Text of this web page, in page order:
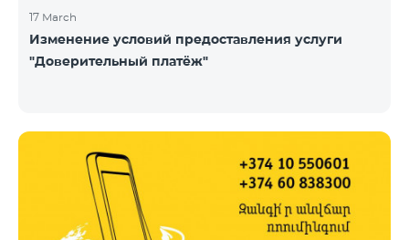
17 March
Изменение условий предоставления услуги
"Доверительный платёж"